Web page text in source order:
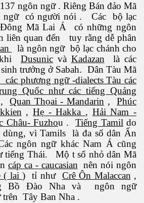
ngôn ngữ . Riêng Bán đảo Mã
ngữ có người nói . Các bộ lạc
Mã Lai Á có những ngôn
liên quan đến tuy rằng dễ phân
là ngôn ngữ bộ lạc chánh cho
khi Dusunicvà Kadazan là các
trưởng ở Sabah. Dân Tàu Mã
phương ngữ -dialects Tàu các
Quốc như các tiếng Quảng
,Quan Thọai - Mandarin ,Phúc
,Hẹ - Hakka , Hải Nam -
Châu- Fuzhou .Tiếng Tamildo
dùng, vì Tamils là đa số dân Ấn
ngôn ngữ khác Nam Á cũng
tiếng Thái. Mộ t số nhỏ dân Mã
cáp ca - caucasian nên nói ngôn
( lai ) tỉ như Crê Ôn Malaccan ,
Bồ Đào Nha và ngôn ngữ
trên Tây Ban Nha .